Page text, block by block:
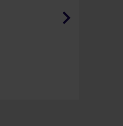
keyboard_arrow_right